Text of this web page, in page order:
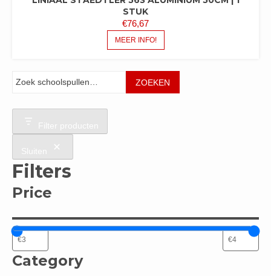
STUK
€76,67
MEER INFO!
ZOEKEN
Filter producten
Sluiten
Filters
Price
Category